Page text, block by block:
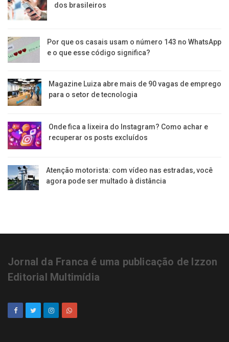
dos brasileiros
Por que os casais usam o número 143 no WhatsApp
e o que esse código significa?
Magazine Luiza abre mais de 90 vagas de emprego
para o setor de tecnologia
Onde fica a lixeira do Instagram? Como achar e
recuperar os posts excluídos
Atenção motorista: com vídeo nas estradas, você
agora pode ser multado à distância
Jornal da Franca é uma publicação de Izzon
Editorial Multimídia